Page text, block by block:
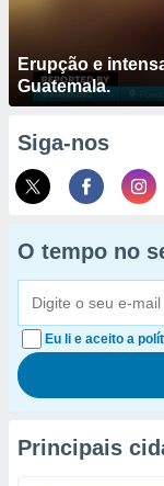
Erupção e
Guatemala.
Siga-nos
O tempo no
Eu li e aceito a
Principais